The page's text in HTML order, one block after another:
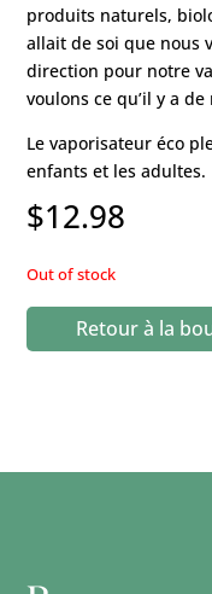
produits naturels,
allait de soi que nous
direction pour notre
voulons ce qu’il y a
Le vaporisateur éco
enfants et les adultes.
$12.98
Out of stock
Retour à la